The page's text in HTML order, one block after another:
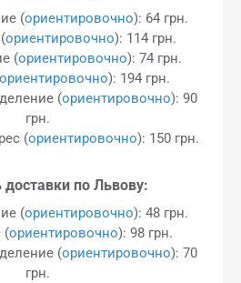
(ориентировочно): 64 грн.
ориентировочно): 114 грн.
(ориентировочно): 74 грн.
): 194 грн.
(ориентировочно): 90
грн.
(ориентировочно): 150 грн.
доставки по Львову:
(ориентировочно): 48 грн.
(ориентировочно): 98 грн.
(ориентировочно): 70
грн.